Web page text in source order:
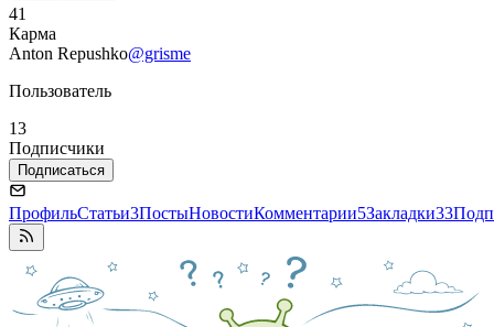
41
Карма
Anton Repushko@grisme
Пользователь
13
Подписчики
Подписаться
ПрофильСтатьи3ПостыНовостиКомментарии5Закладки33